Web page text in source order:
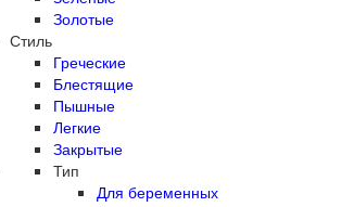
Золотые
Стиль
Греческие
Блестящие
Пышные
Легкие
Закрытые
Тип
Для беременных